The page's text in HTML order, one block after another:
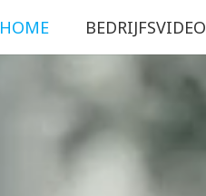
HOME BEDRIJFSVIDEO